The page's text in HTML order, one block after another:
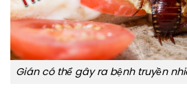
Gián có thể gây ra bệnh truyền